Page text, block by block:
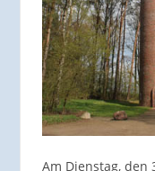
Am Dienstag, den